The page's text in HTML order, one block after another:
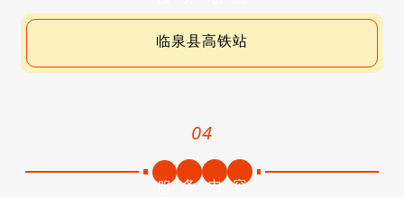
临泉县高铁站
04
服 务 内 容